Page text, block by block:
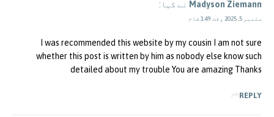
Madyson Ziemann نے کہا:
ستمبر 5, 2025 وقت 1:49 شام
I was recommended this website by my cousin I am not sure
whether this post is written by him as nobody else know such
detailed about my trouble You are amazing Thanks
REPLY